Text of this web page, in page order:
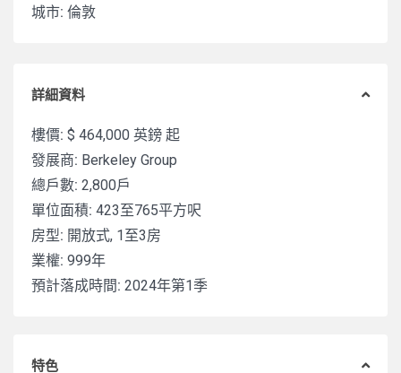
城市: 倫敦
詳細資料
樓價: $ 464,000 英鎊 起
發展商: Berkeley Group
總戶數: 2,800戶
單位面積: 423至765平方呎
房型: 開放式, 1至3房
業權: 999年
預計落成時間: 2024年第1季
特色